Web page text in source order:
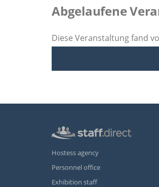
Abgelaufene
Diese Veranstaltung fand
Hostess agency
Personnel office
Exhibition staff